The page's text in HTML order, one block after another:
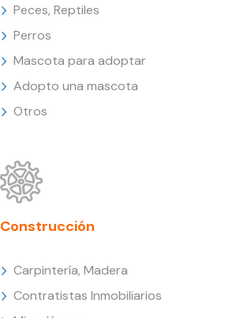
Peces, Reptiles
Perros
Mascota para adoptar
Adopto una mascota
Otros
Construcción
Carpintería, Madera
Contratistas Inmobiliarios